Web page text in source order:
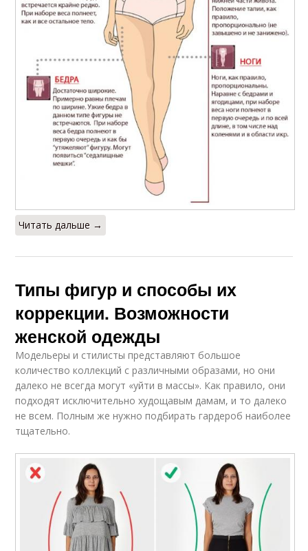
Читать дальше →
Типы фигур и способы их
коррекции. Возможности
женской одежды
Модельеры и стилисты представляют большое
количество коллекций с различными образами, но они
далеко не всегда могут «уйти в массы». Как правило, они
подходят исключительно худощавым дамам, и то далеко
не всем. Полным же нужно подбирать гардероб наиболее
тщательно.